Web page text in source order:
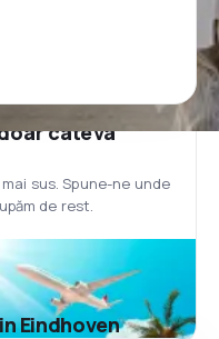
câteva
sus. Spune-ne unde
de rest.
Eindhoven